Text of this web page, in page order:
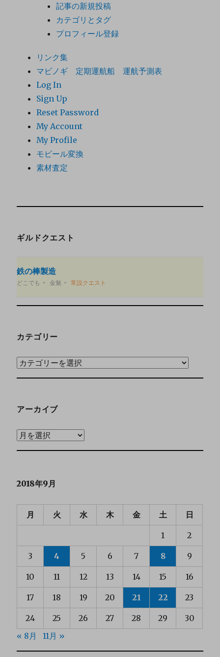
記事の新規投稿
カテゴリとタグ
プロフィール登録
リンク集
マビノギ 定期運航船 運航予測表
Log In
Sign Up
Reset Password
My Account
My Profile
モビール変換
素材査定
ギルドクエスト
鉄の棒製造
どこでも 金魅 常設クエスト
カテゴリー
アーカイブ
2018年9月
月 火 水 木 金 土 日
1 2
3 4 5 6 7 8 9
10 11 12 13 14 15 16
17 18 19 20 21 22 23
24 25 26 27 28 29
30
« 8月
11月 »